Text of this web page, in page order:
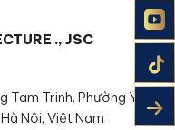
., JSC
Trinh, Phường Yên
Nội, Việt Nam